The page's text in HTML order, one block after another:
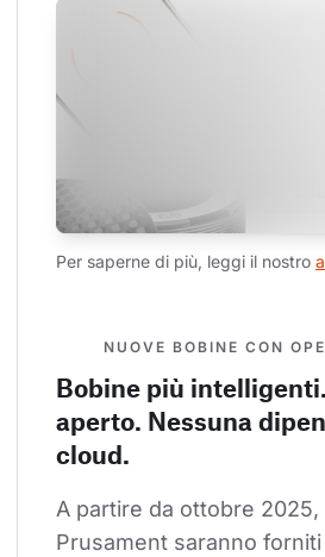
Per saperne di più, leggi il nostro
NUOVE BOBINE CON
Bobine più
aperto. Nessuna
cloud.
A partire da ottobre
Prusament saranno